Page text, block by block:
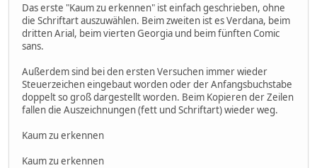
Das erste "Kaum zu erkennen" ist einfach geschrieben, ohne
die Schriftart auszuwählen. Beim zweiten ist es Verdana, beim
dritten Arial, beim vierten Georgia und beim fünften Comic
sans.
Außerdem sind bei den ersten Versuchen immer wieder
Steuerzeichen eingebaut worden oder der Anfangsbuchstabe
doppelt so groß dargestellt worden. Beim Kopieren der Zeilen
fallen die Auszeichnungen (fett und Schriftart) wieder weg.
Kaum zu erkennen
Kaum zu erkennen